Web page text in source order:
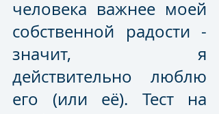
человека важнее моей
собственной радости -
значит, я
действительно люблю
его (или её). Тест на